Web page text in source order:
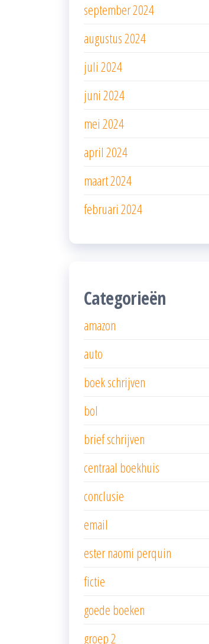
september 2024
augustus 2024
juli 2024
juni 2024
mei 2024
april 2024
maart 2024
februari 2024
Categorieën
amazon
auto
boek schrijven
bol
brief schrijven
centraal boekhuis
conclusie
email
ester naomi perquin
fictie
goede boeken
groep 2